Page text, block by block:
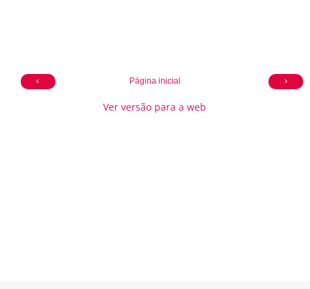
‹ ›
Página inicial
Ver versão para a web